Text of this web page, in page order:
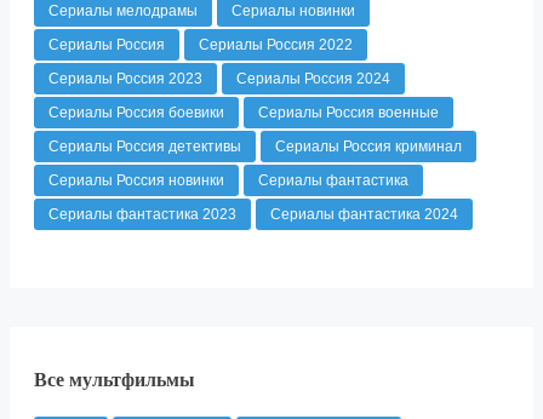
Сериалы мелодрамы
Сериалы новинки
Сериалы Россия
Сериалы Россия 2022
Сериалы Россия 2023
Сериалы Россия 2024
Сериалы Россия боевики
Сериалы Россия военные
Сериалы Россия детективы
Сериалы Россия криминал
Сериалы Россия новинки
Сериалы фантастика
Сериалы фантастика 2023
Сериалы фантастика 2024
Все мультфильмы